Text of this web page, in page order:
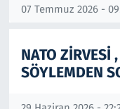
07 Temmuz 2026 -
NATO ZİRVESİ
SÖYLEMDEN
Resmi İlanlar
Rüya Tabirleri
Sağlık